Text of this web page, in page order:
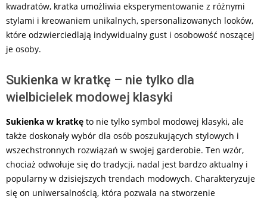
kwadratów, kratka umożliwia eksperymentowanie z różnymi
stylami i kreowaniem unikalnych, spersonalizowanych looków,
które odzwierciedlają indywidualny gust i osobowość noszącej
je osoby.
Sukienka w kratkę – nie tylko dla
wielbicielek modowej klasyki
Sukienka w kratkę to nie tylko symbol modowej klasyki, ale
także doskonały wybór dla osób poszukujących stylowych i
wszechstronnych rozwiązań w swojej garderobie. Ten wzór,
chociaż odwołuje się do tradycji, nadal jest bardzo aktualny i
popularny w dzisiejszych trendach modowych. Charakteryzuje
się on uniwersalnością, która pozwala na stworzenie